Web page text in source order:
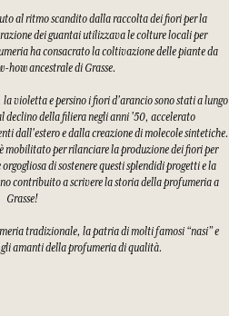
al ritmo scandito dalla raccolta dei fiori per la
dei guantai utilizzava le colture locali per
ha consacrato la coltivazione delle piante da
how ancestrale di Grasse.
violetta e persino i fiori d'arancio sono stati a lungo
della filiera negli anni '50, accelerato
dall'estero e dalla creazione di molecole sintetiche.
mobilitato per rilanciare la produzione dei fiori per
di sostenere questi splendidi progetti e la
contribuito a scrivere la storia della profumeria a
Grasse!
tradizionale, la patria di molti famosi “nasi” e
amanti della profumeria di qualità.